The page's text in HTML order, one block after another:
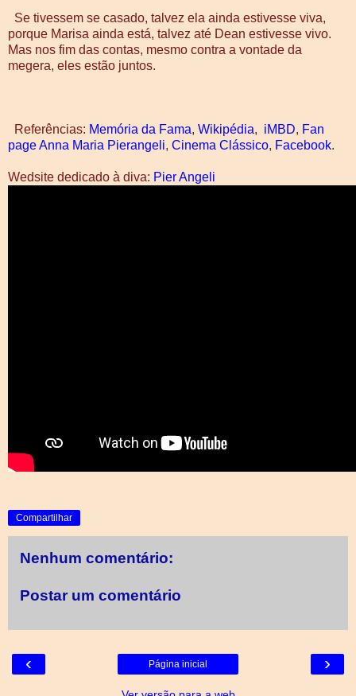
Se tivessem se casado, talvez ela ainda estivesse viva,
porque Marisa ainda está, talvez até Dean estivesse vivo.
Mas nos fim das contas, mesmo contra a vontade da
megera, eles estão juntos.
Referências: Memória da Fama, Wikipédia, iMBD, Fan
page Anna Maria Pierangeli, Cinema Clássico, Facebook.
Wedsite dedicado à diva: Pier Angeli
Compartilhar
Nenhum comentário:
Postar um comentário
‹ ›
Página inicial